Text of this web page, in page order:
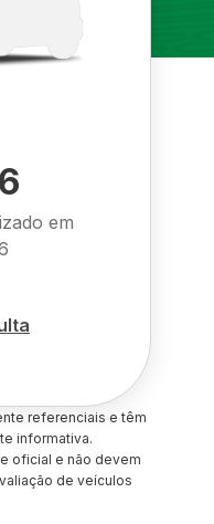
em
referenciais e têm
informativa.
oficial e não devem
de veículos